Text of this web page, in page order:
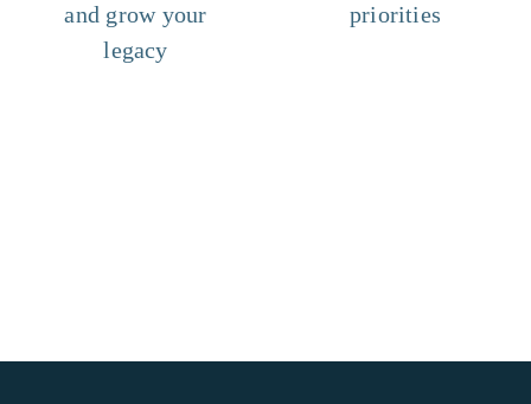
and grow your
legacy
priorities